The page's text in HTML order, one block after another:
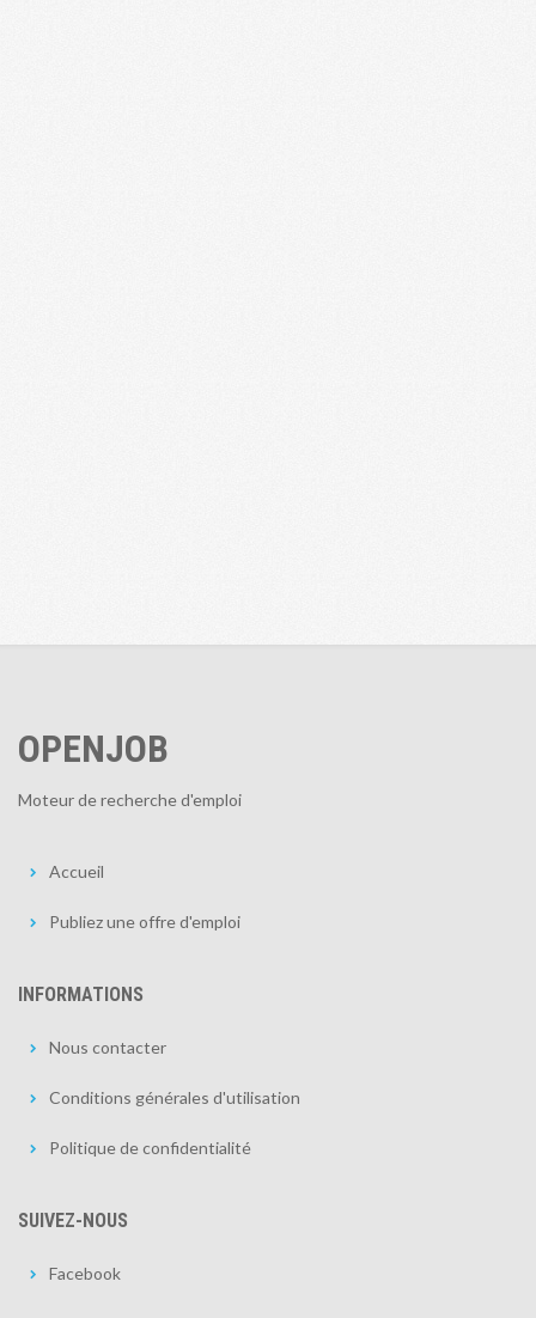
OPENJOB
Moteur de recherche d'emploi
Accueil
Publiez une offre d'emploi
INFORMATIONS
Nous contacter
Conditions générales d'utilisation
Politique de confidentialité
SUIVEZ-NOUS
Facebook